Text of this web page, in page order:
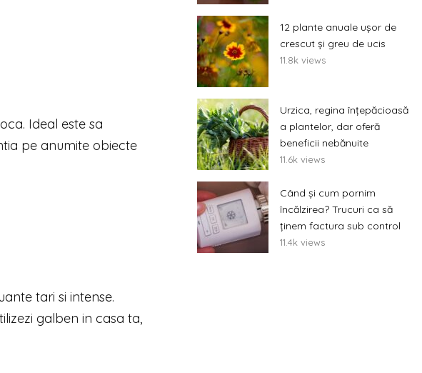
Ideal este sa
pe anumite obiecte
tari si intense.
galben in casa ta,
12 plante anuale ușor de
crescut și greu de ucis
11.8k views
Urzica, regina înțepăcioasă
a plantelor, dar oferă
beneficii nebănuite
11.6k views
Când și cum pornim
încălzirea? Trucuri ca să
ținem factura sub control
11.4k views